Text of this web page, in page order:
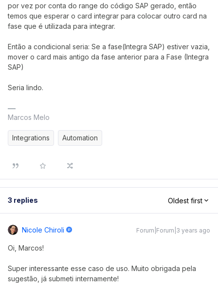
por vez por conta do range do código SAP gerado, então
temos que esperar o card integrar para colocar outro card na
fase que é utilizada para integrar.
Então a condicional seria: Se a fase(Integra SAP) estiver vazia,
mover o card mais antigo da fase anterior para a Fase (Integra
SAP)
Seria lindo.
Marcos Melo
Integrations Automation
3 replies Oldest first
Nicole Chiroli Forum|Forum|3 years ago
Oi, Marcos!
Super interessante esse caso de uso. Muito obrigada pela
sugestão, já submeti internamente!